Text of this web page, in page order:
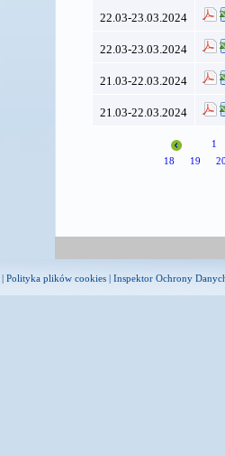
22.03-23.03.2024
22.03-23.03.2024
21.03-22.03.2024
21.03-22.03.2024
1
18
19
| Polityka plików cookies | Inspektor Ochrony